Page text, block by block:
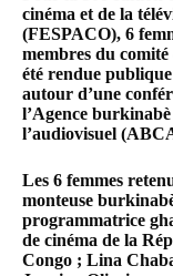
cinéma et de la
(FESPACO), 6
membres du comité
été rendue
autour d’une
l’Agence
l’audiovisuel
Les 6 femmes
monteuse
programmatrice
de cinéma de la
Congo ; Lina